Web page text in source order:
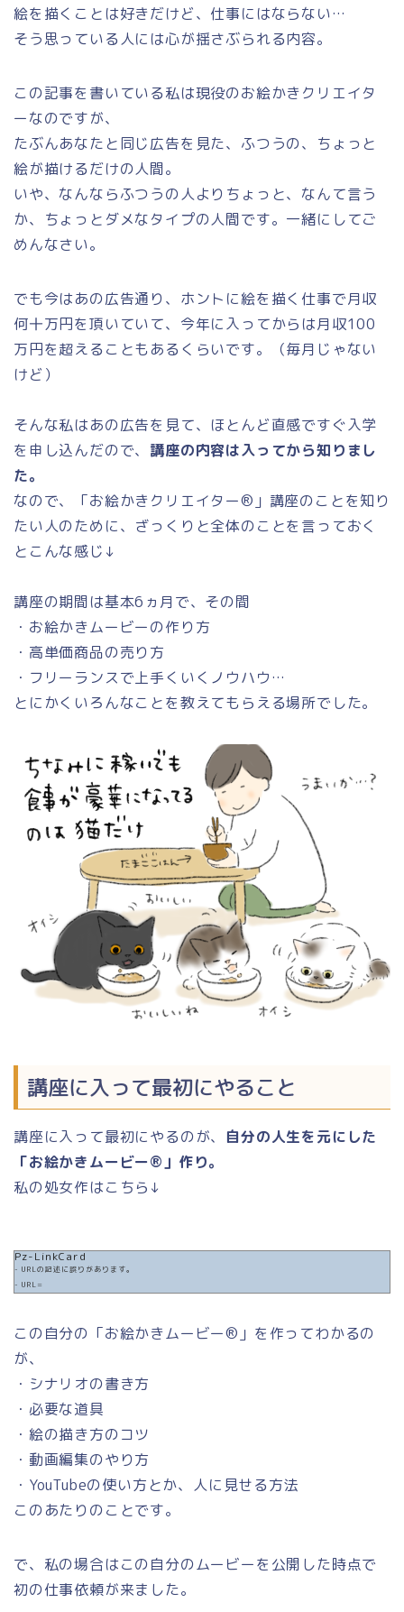
絵を描くことは好きだけど、仕事にはならない…
そう思っている人には心が揺さぶられる内容。
この記事を書いている私は現役のお絵かきクリエイタ
ーなのですが、
たぶんあなたと同じ広告を見た、ふつうの、ちょっと
絵が描けるだけの人間。
いや、なんならふつうの人よりちょっと、なんて言う
か、ちょっとダメなタイプの人間です。一緒にしてご
めんなさい。
でも今はあの広告通り、ホントに絵を描く仕事で月収
何十万円を頂いていて、今年に入ってからは月収100
万円を超えることもあるくらいです。（毎月じゃない
けど）
そんな私はあの広告を見て、ほとんど直感ですぐ入学
を申し込んだので、 講座の内容は入ってから知りまし
た。
なので、「お絵かきクリエイター®︎」講座のことを知り
たい人のために、ざっくりと全体のことを言っておく
とこんな感じ↓
講座の期間は基本6ヵ月で、その間
・お絵かきムービーの作り方
・高単価商品の売り方
・フリーランスで上手くいくノウハウ…
とにかくいろんなことを教えてもらえる場所でした。
講座に入って最初にやること
講座に入って最初にやるのが、 自分の人生を元にした
「お絵かきムービー®︎」作り。
私の処女作はこちら↓
Pz-LinkCard
- URLの記述に誤りがあります。
- URL=
この自分の「お絵かきムービー®︎」を作ってわかるの
が、
・シナリオの書き方
・必要な道具
・絵の描き方のコツ
・動画編集のやり方
・YouTubeの使い方とか、人に見せる方法
このあたりのことです。
で、私の場合はこの自分のムービーを公開した時点で
初の仕事依頼が来ました。